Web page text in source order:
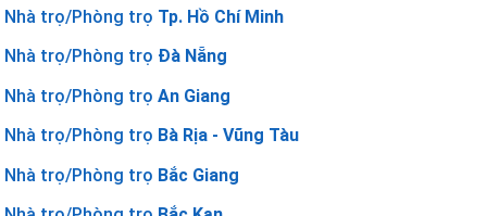
Nhà trọ/Phòng trọ Tp. Hồ Chí Minh
Nhà trọ/Phòng trọ Đà Nẵng
Nhà trọ/Phòng trọ An Giang
Nhà trọ/Phòng trọ Bà Rịa - Vũng Tàu
Nhà trọ/Phòng trọ Bắc Giang